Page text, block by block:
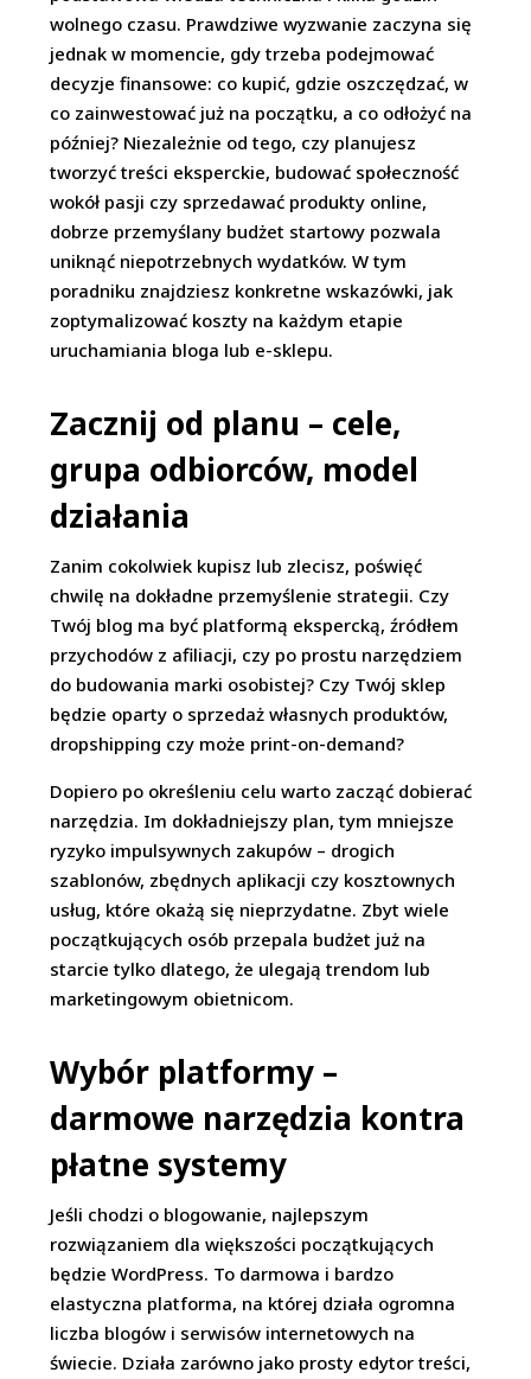
wolnego czasu. Prawdziwe wyzwanie zaczyna się
jednak w momencie, gdy trzeba podejmować
decyzje finansowe: co kupić, gdzie oszczędzać, w
co zainwestować już na początku, a co odłożyć na
później? Niezależnie od tego, czy planujesz
tworzyć treści eksperckie, budować społeczność
wokół pasji czy sprzedawać produkty online,
dobrze przemyślany budżet startowy pozwala
uniknąć niepotrzebnych wydatków. W tym
poradniku znajdziesz konkretne wskazówki, jak
zoptymalizować koszty na każdym etapie
uruchamiania bloga lub e-sklepu.
Zacznij od planu – cele,
grupa odbiorców, model
działania
Zanim cokolwiek kupisz lub zlecisz, poświęć
chwilę na dokładne przemyślenie strategii. Czy
Twój blog ma być platformą ekspercką, źródłem
przychodów z afiliacji, czy po prostu narzędziem
do budowania marki osobistej? Czy Twój sklep
będzie oparty o sprzedaż własnych produktów,
dropshipping czy może print-on-demand?
Dopiero po określeniu celu warto zacząć dobierać
narzędzia. Im dokładniejszy plan, tym mniejsze
ryzyko impulsywnych zakupów – drogich
szablonów, zbędnych aplikacji czy kosztownych
usług, które okażą się nieprzydatne. Zbyt wiele
początkujących osób przepala budżet już na
starcie tylko dlatego, że ulegają trendom lub
marketingowym obietnicom.
Wybór platformy –
darmowe narzędzia kontra
płatne systemy
Jeśli chodzi o blogowanie, najlepszym
rozwiązaniem dla większości początkujących
będzie WordPress. To darmowa i bardzo
elastyczna platforma, na której działa ogromna
liczba blogów i serwisów internetowych na
świecie. Działa zarówno jako prosty edytor treści,